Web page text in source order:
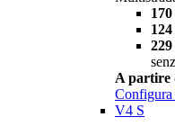
A partire
Configura
V4 S